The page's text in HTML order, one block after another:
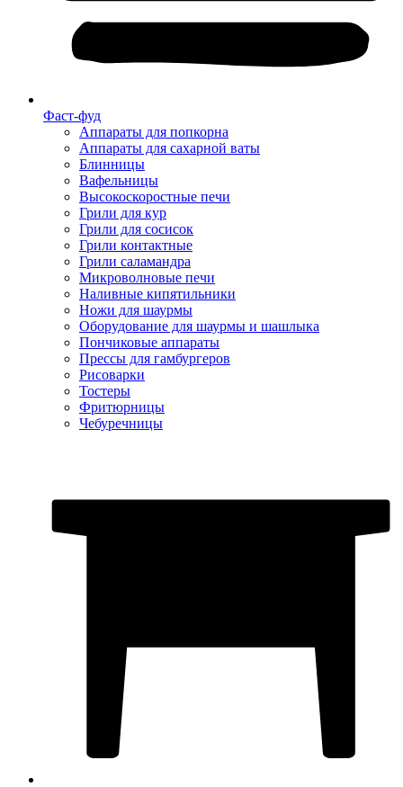
Фаст-фуд
Аппараты для попкорна
Аппараты для сахарной ваты
Блинницы
Вафельницы
Высокоскоростные печи
Грили для кур
Грили для сосисок
Грили контактные
Грили саламандра
Микроволновые печи
Наливные кипятильники
Ножи для шаурмы
Оборудование для шаурмы и шашлыка
Пончиковые аппараты
Прессы для гамбургеров
Рисоварки
Тостеры
Фритюрницы
Чебуречницы